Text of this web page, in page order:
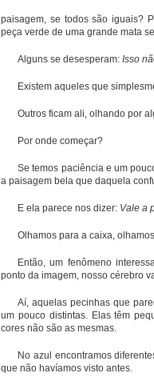
paisagem, se todos são iguais?
peça verde de uma grande mata
Alguns se desesperam:Isso
Existem aqueles que
Outros ficam ali, olhando por
Por onde começar?
Se temos paciência e um
a paisagem bela que daquela
E ela parece nos dizer: Vale a
Olhamos para a caixa,
Então, um fenômeno
ponto da imagem, nosso cérebro
Aí, aquelas pecinhas que
um pouco distintas. Elas têm
cores não são as mesmas.
No azul encontramos
que não havíamos visto antes.